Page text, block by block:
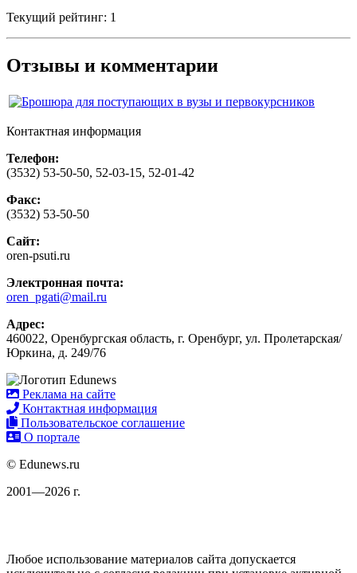
Текущий рейтинг: 1
Отзывы и комментарии
Контактная информация
Телефон:
(3532) 53-50-50, 52-03-15, 52-01-42
Факс:
(3532) 53-50-50
Сайт:
oren-psuti.ru
Электронная почта:
oren_pgati@mail.ru
Адрес:
460022, Оренбургская область, г. Оренбург, ул. Пролетарская/
Юркина, д. 249/76
Реклама на сайте
Контактная информация
Пользовательское соглашение
О портале
© Edunews.ru
2001—2026 г.
Любое использование материалов сайта допускается